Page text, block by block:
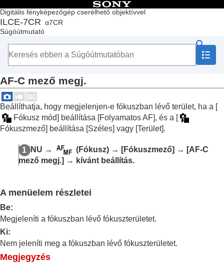
Digitális fényképezőgép cserélhető objektívvel
ILCE-7CR α7CR
Súgóútmutató
Tartalomjegyzék
Lap teteje
A „Súgóútmutató” használata
A fényképezőgép és a mellékelt tartozékok ellenőrzése
Alapvető műveletek
A fényképezőgép előkészítése / alapvető fényképezési
műveletek
Funkciók keresése a MENU-ben
A fényképezési funkciók használata
A fejezet tartalma
Kényelmes funkciók szelfivideók és vlogok
készítéséhez
A fókuszállítási funkciók használata
A fókuszmező beállítások megadása a
Az aktuális fókuszmező regisztrálása (AF
mező regiszt.)
AF-C mező megj.
Beállíthatja, hogy megjelenjen-e fókuszban lévő terület, ha a [
Fókusz mód] beállítása [Folyamatos AF], és a [
Fókuszmező] beállítása [Széles] vagy [Terület].
MENU → (Fókusz) → [Fókuszmező] → [AF-C
mező megj.] → kívánt beállítás.
A menüelem részletei
Be:
Megjeleníti a fókuszban lévő fókuszterületet.
Ki:
Nem jeleníti meg a fókuszban lévő fókuszterületet.
Megjegyzés